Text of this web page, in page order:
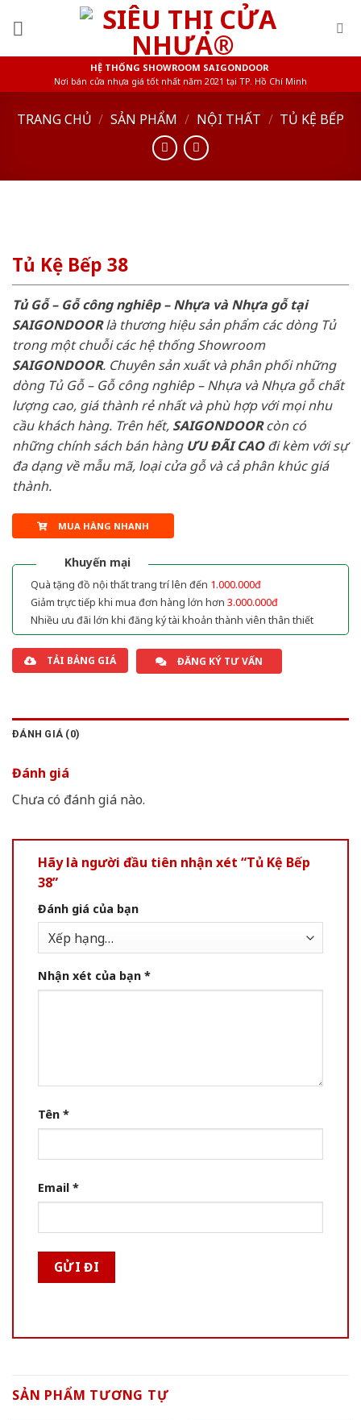
HỆ THỐNG SHOWROOM SAIGONDOOR
Nơi bán cửa nhựa giá tốt nhất năm 2021 tại TP. Hồ Chí Minh
TRANG CHỦ / SẢN PHẨM / NỘI THẤT / TỦ KỆ BẾP
Tủ Kệ Bếp 38
Tủ Gỗ – Gỗ công nghiêp – Nhựa và Nhựa gỗ tại
SAIGONDOORlà thương hiệu sản phẩm các dòng Tủ
trong một chuỗi các hệ thống Showroom
SAIGONDOOR. Chuyên sản xuất và phân phối những
dòng Tủ Gỗ – Gỗ công nghiêp – Nhựa và Nhựa gỗ chất
lượng cao, giá thành rẻ nhất và phù hợp với mọi nhu
cầu khách hàng. Trên hết, SAIGONDOORcòn có
những chính sách bán hàng ƯU ĐÃI CAOđi kèm với sự
đa dạng về mẫu mã, loại cửa gỗ và cả phân khúc giá
thành.
MUA HÀNG NHANH
Khuyến mại
Quà tặng đồ nội thất trang trí lên đến 1.000.000đ
Giảm trực tiếp khi mua đơn hàng lớn hơn 3.000.000đ
Nhiều ưu đãi lớn khi đăng ký tài khoản thành viên thân thiết
TẢI BẢNG GIÁ ĐĂNG KÝ TƯ VẤN
ĐÁNH GIÁ (0)
Đánh giá
Chưa có đánh giá nào.
Hãy là người đầu tiên nhận xét “Tủ Kệ Bếp
38”
Đánh giá của bạn
Nhận xét của bạn *
Tên *
Email *
SẢN PHẨM TƯƠNG TỰ